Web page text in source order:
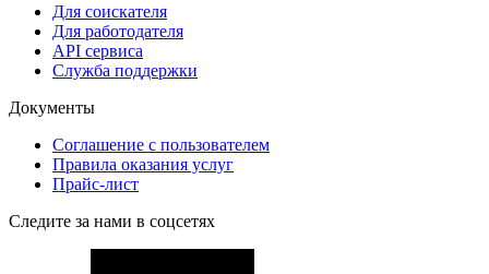
Для соискателя
Для работодателя
API сервиса
Служба поддержки
Документы
Соглашение с пользователем
Правила оказания услуг
Прайс-лист
Следите за нами в соцсетях